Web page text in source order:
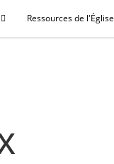
Ressources de l'Église